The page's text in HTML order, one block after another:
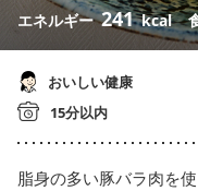
エネルギー241 kcal
おいしい健康
15分以内
脂身の多い豚バラ肉を